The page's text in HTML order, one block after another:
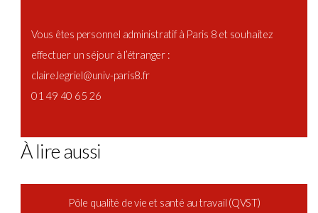
Vous êtes personnel administratif à Paris 8 et souhaitez
effectuer un séjour à l’étranger :
claire.legriel@univ-paris8.fr
01 49 40 65 26
À lire aussi
Pôle qualité de vie et santé au travail (QVST)